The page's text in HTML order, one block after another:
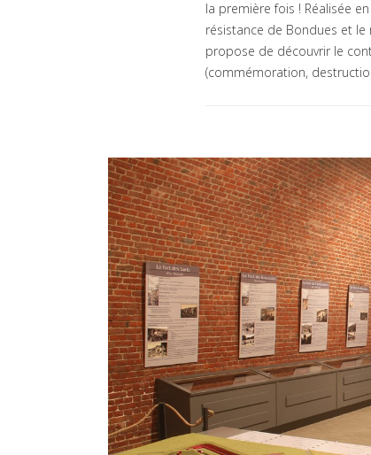
la première fois ! Réalisée
résistance de Bondues et
propose de découvrir le
(commémoration,